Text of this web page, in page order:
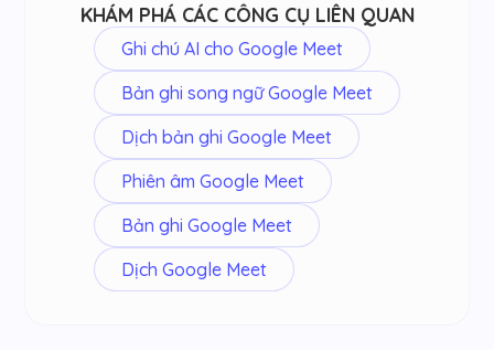
KHÁM PHÁ CÁC CÔNG CỤ LIÊN QUAN
Ghi chú AI cho Google Meet
Bản ghi song ngữ Google Meet
Dịch bản ghi Google Meet
Phiên âm Google Meet
Bản ghi Google Meet
Dịch Google Meet